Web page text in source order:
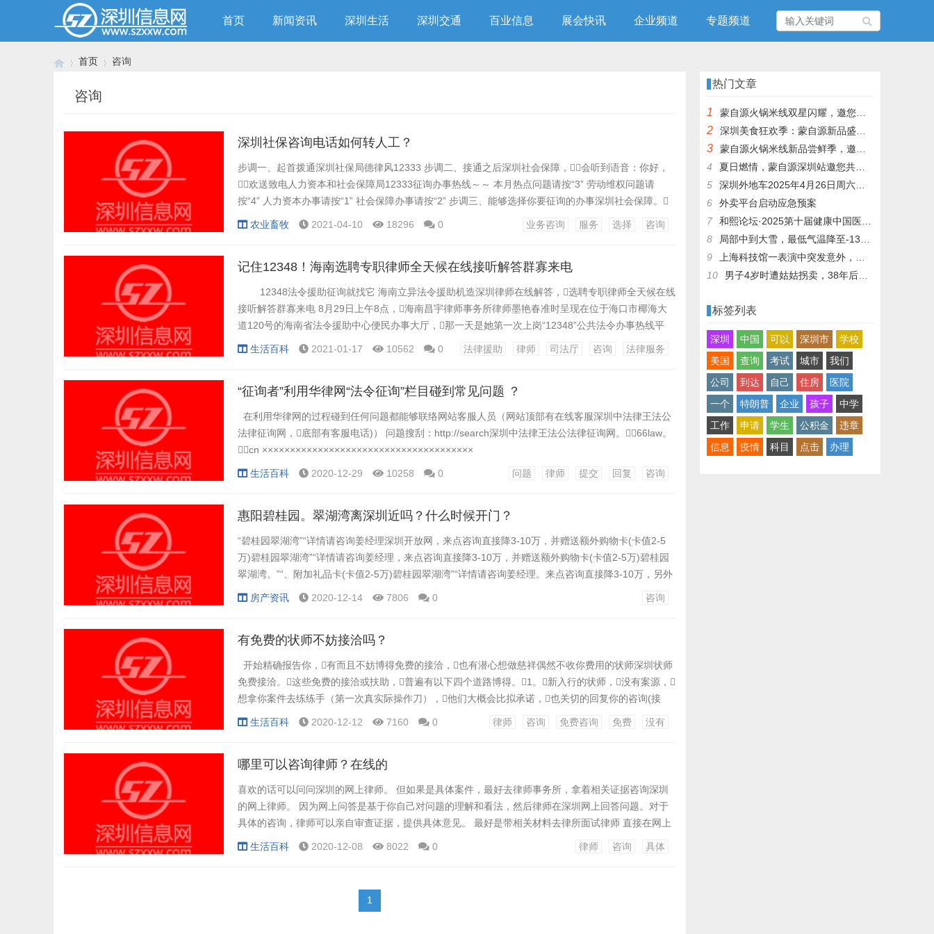
首页 新闻资讯 深圳生活 深圳交通 百业信息 展会快讯 企业频道 专题频道
首页 咨询
咨询
深圳社保咨询电话如何转人工？
步调一、起首拨通深圳社保局德律风12333 步调二、接通之后深圳社会保障，会听到语音：你好，
欢送致电人力资本和社会保障局12333征询办事热线～～ 本月热点问题请按“3” 劳动维权问题请
按“4” 人力资本办事请按“1” 社会保障办事请按“2” 步调三、能够选择你要征询的办事深圳社会保障。
如：按“2”选择社会保障办事之后，将会听到各类营业分类的选择： 社会保障卡挂失办事请按“1” 小
农业畜牧 2021-04-10 18296 0 业务咨询 服务 选择 咨询
记住12348！海南选聘专职律师全天候在线接听解答群寡来电
12348法令援助征询就找它 海南立异法令援助机造深圳律师在线解答，选聘专职律师全天候在线
接听解答群寡来电 8月29日上午8点，海南昌宇律师事务所律师墨艳春准时呈现在位于海口市椰海大
道120号的海南省法令援助中心便民办事大厅，那一天是她第一次上岗“12348”公共法令办事热线平
台“征询律师”深圳律师在线解答。坐上专门设立的接听座席，翻开热线平台系统，戴上耳麦，墨艳
生活百科 2021-01-17 10562 0 法律援助 律师 司法厅 咨询 法律服务
“征询者”利用华律网“法令征询”栏目碰到常见问题 ？
在利用华律网的过程碰到任何问题都能够联络网站客服人员（网站顶部有在线客服深圳中法律王法公
法律征询网，底部有客服电话)） 问题搜刮：http://search深圳中法律王法公法律征询网。66law。
cn ××××××××××××××××××××××××××××××××××××××
×××××××××××××××××××××××××××××××××××××× 1、在哪里提交问题深圳中法律王法公法律征询网？
生活百科 2020-12-29 10258 0 问题 律师 提交 回复 咨询
惠阳碧桂园。翠湖湾离深圳近吗？什么时候开门？
“碧桂园翠湖湾”“详情请咨询姜经理深圳开放网，来点咨询直接降3-10万，并赠送额外购物卡(卡值2-5
万)碧桂园翠湖湾”“详情请咨询姜经理，来点咨询直接降3-10万，并赠送额外购物卡(卡值2-5万)碧桂园
翠湖湾。”“、附加礼品卡(卡值2-5万)碧桂园翠湖湾”“详情请咨询姜经理。来点咨询直接降3-10万，另外
赠送礼品卡(卡值2-5万)。...
房产资讯 2020-12-14 7806 0 咨询
有免费的状师不妨接洽吗？
开始精确报告你，有而且不妨博得免费的接洽，也有潜心想做慈祥偶然不收你费用的状师深圳状师
免费接洽。这些免费的接洽或扶助，普遍有以下四个道路博得。1。新入行的状师，没有案源，
想拿你案件去练练手（第一次真实际操作刀），他们大概会比拟承诺，也关切的回复你的咨询(接
洽）。 由于，他们闲着也是闲着深圳状师免费接洽。状师行业在某些地域，基础上是饱和得不
生活百科 2020-12-12 7160 0 律师 咨询 免费咨询 免费 没有
哪里可以咨询律师？在线的
喜欢的话可以问问深圳的网上律师。 但如果是具体案件，最好去律师事务所，拿着相关证据咨询深圳
的网上律师。 因为网上问答是基于你自己对问题的理解和看法，然后律师在深圳网上回答问题。对于
具体的咨询，律师可以亲自审查证据，提供具体意见。 最好是带相关材料去律所面试律师 直接在网上
找律所的网站 不过建议直接去当地律所咨询，比较清楚 你可以在网上问一个大概的问题。要想靠谱具
生活百科 2020-12-08 8022 0 律师 咨询 具体
1
热门文章
1 蒙自源火锅米线双星闪耀，邀您共享辣爽夏日盛宴！
2 深圳美食狂欢季：蒙自源新品盛宴邀您品尝
3
蒙自源火锅米线新品尝鲜季，邀您共享味蕾盛宴！
4
夏日燃情，蒙自源深圳站邀您共赴美食盛宴！
5
深圳外地车2025年4月26日周六限行吗
6
外卖平台启动应急预案
7
和熙论坛·2025第十届健康中国医药连锁发展论坛在泰州举办
8
局部中到大雪，最低气温降至-13℃，济南今冬的第一场雪，或跟去年同一时间！
9
上海科技馆一表演中突发意外，机器人从高处坠落摔毁
10
男子4岁时遭姑姑拐卖，38年后终回家认亲！聋哑父母苦寻多年，母亲已抱憾离世丨红星寻人
标签列表
深圳 中国 可以 深圳市
学校
美国
查询 考试 城市
我们
公司
到达 自己 住房
医院
一个
特朗普 企业 孩子
中学
工作
申请 学生 公积金
违章
信息
疫情 科目 点击 办理